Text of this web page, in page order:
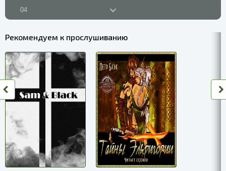
04
07
08
10
11
12
Рекомендуем к прослушиванию